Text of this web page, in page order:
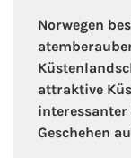
Norwegen
attraktive
Geschehen